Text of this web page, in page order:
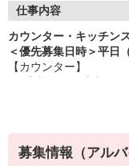
＜ お仕事はしっか
心です！
＜ 融通の利くシフ
シフトは予定が立て
学業と両立できる、
＜ 髪型・髪色自由
飲食店としての常識
仕事内容
カウンター・キッチン
＜優先募集日時＞平
【カウンター】
【キッチン】 ※対面や
募集情報（アルバ